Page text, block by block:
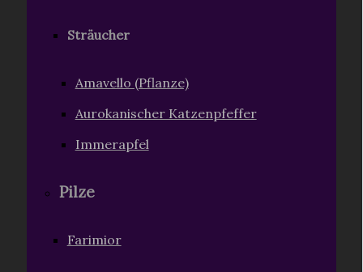
Sträucher
Amavello (Pflanze)
Aurokanischer Katzenpfeffer
Immerapfel
Pilze
Farimior